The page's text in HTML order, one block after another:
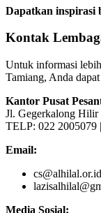
Dapatkan inspirasi
Kontak
Untuk informasi
Tamiang, Anda
Kantor Pusat
Jl. Gegerkalong
TELP: 022 2005079
Email:
cs@alhilal.or.id
Media Sosial: